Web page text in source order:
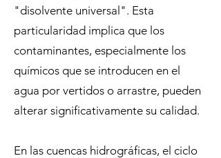
"disolvente universal". Esta
particularidad implica que los
contaminantes, especialmente los
químicos que se introducen en el
agua por vertidos o arrastre, pueden
alterar significativamente su calidad.
En las cuencas hidrográficas, el ciclo